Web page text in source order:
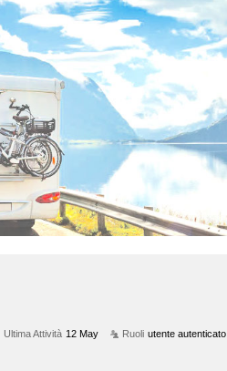
Ultima Attività 12 May Ruoli utente autenticato